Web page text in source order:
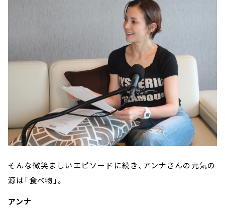
そんな微笑ましいエピソードに続き、アンナさんの元気の
源は「食べ物」。
アンナ